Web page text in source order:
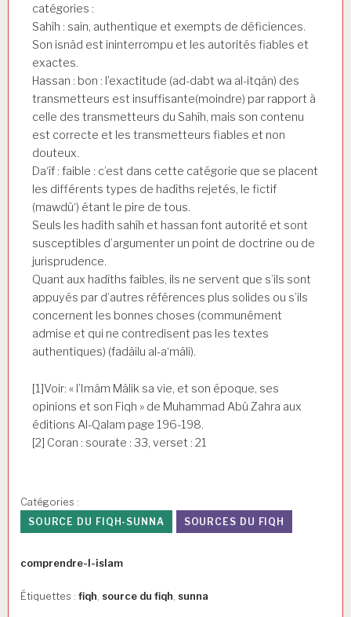
catégories :
Sahîh : sain, authentique et exempts de déficiences.
Son isnâd est ininterrompu et les autorités fiables et
exactes.
Hassan : bon : l’exactitude (ad-dabt wa al-itqân) des
transmetteurs est insuffisante(moindre) par rapport à
celle des transmetteurs du Sahîh, mais son contenu
est correcte et les transmetteurs fiables et non
douteux.
Da‘îf : faible : c’est dans cette catégorie que se placent
les différents types de hadîths rejetés, le fictif
(mawdû‘) étant le pire de tous.
Seuls les hadîth sahîh et hassan font autorité et sont
susceptibles d’argumenter un point de doctrine ou de
jurisprudence.
Quant aux hadîths faibles, ils ne servent que s’ils sont
appuyés par d’autres références plus solides ou s’ils
concernent les bonnes choses (communément
admise et qui ne contredisent pas les textes
authentiques) (fadâilu al-a‘mâli).
[1]Voir: « l’Imâm Mâlik sa vie, et son époque, ses
opinions et son Fiqh » de Muhammad Abû Zahra aux
éditions Al-Qalam page 196-198.
[2] Coran : sourate : 33, verset : 21
Catégories :
SOURCE DU FIQH-SUNNA
SOURCES DU FIQH
Auteur
comprendre-l-islam
Étiquettes : fiqh source du fiqh sunna